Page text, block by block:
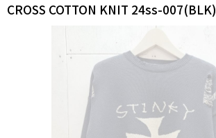
CROSS COTTON KNIT 24ss-007(BLK)